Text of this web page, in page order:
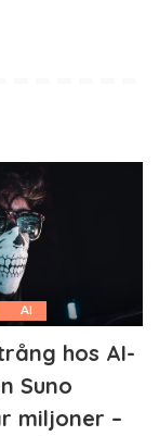
AI
hos AI-
Suno
miljoner –